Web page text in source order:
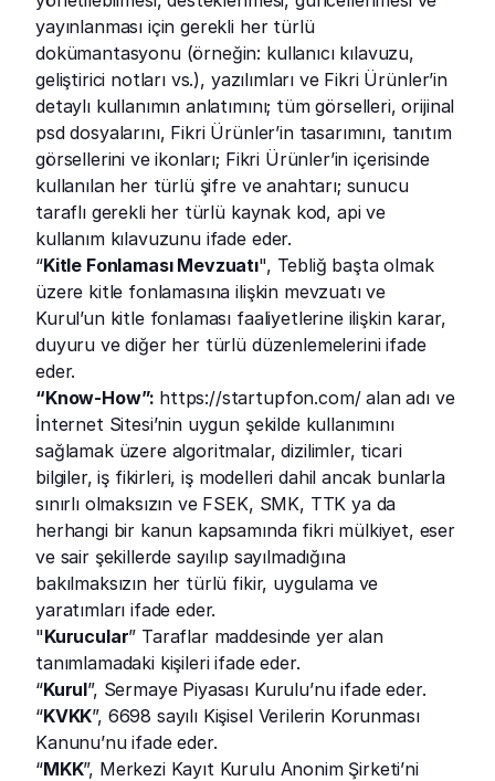
yayınlanması için gerekli her türlü
dokümantasyonu (örneğin: kullanıcı kılavuzu,
geliştirici notları vs.), yazılımları ve Fikri Ürünler’in
detaylı kullanımın anlatımını; tüm görselleri, orijinal
psd dosyalarını, Fikri Ürünler’in tasarımını, tanıtım
görsellerini ve ikonları; Fikri Ürünler’in içerisinde
kullanılan her türlü şifre ve anahtarı; sunucu
taraflı gerekli her türlü kaynak kod, api ve
kullanım kılavuzunu ifade eder.
“Kitle Fonlaması Mevzuatı", Tebliğ başta olmak
üzere kitle fonlamasına ilişkin mevzuatı ve
Kurul’un kitle fonlaması faaliyetlerine ilişkin karar,
duyuru ve diğer her türlü düzenlemelerini ifade
eder.
“Know-How”: https://startupfon.com/ alan adı ve
İnternet Sitesi’nin uygun şekilde kullanımını
sağlamak üzere algoritmalar, dizilimler, ticari
bilgiler, iş fikirleri, iş modelleri dahil ancak bunlarla
sınırlı olmaksızın ve FSEK, SMK, TTK ya da
herhangi bir kanun kapsamında fikri mülkiyet, eser
ve sair şekillerde sayılıp sayılmadığına
bakılmaksızın her türlü fikir, uygulama ve
yaratımları ifade eder.
"Kurucular” Taraflar maddesinde yer alan
tanımlamadaki kişileri ifade eder.
“Kurul”, Sermaye Piyasası Kurulu’nu ifade eder.
“KVKK”, 6698 sayılı Kişisel Verilerin Korunması
Kanunu’nu ifade eder.
“MKK”, Merkezi Kayıt Kurulu Anonim Şirketi’ni